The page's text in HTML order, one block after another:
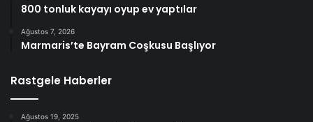
800 tonluk kayayı oyup ev yaptılar
Ağustos 7, 2026
Marmaris’te Bayram Coşkusu Başlıyor
Rastgele Haberler
Ağustos 19, 2025